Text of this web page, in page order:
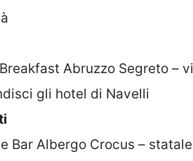
Abruzzo Segreto –
gli hotel di Navelli
Bar Albergo Crocus – statale